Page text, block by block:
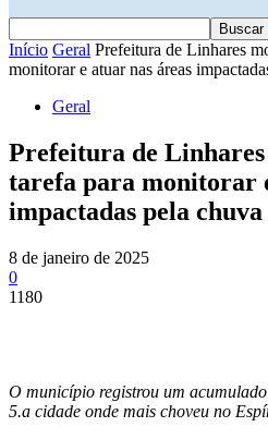
Início Geral Prefeitura de Linhares
monitorar e atuar nas áreas
Geral
Prefeitura de
tarefa para monitorar
impactadas pela chuva
8 de janeiro de 2025
0
1180
O município registrou um
5.a cidade onde mais choveu no